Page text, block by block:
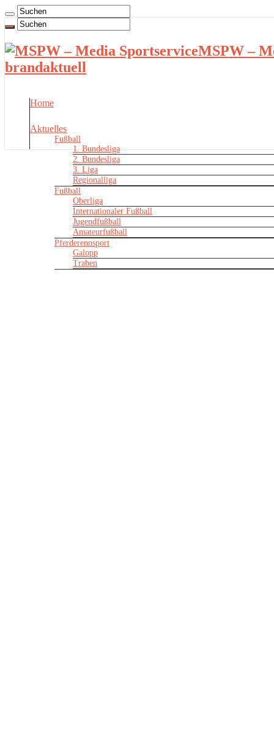
MSPW –
brandaktuell
Home
Aktuelles
Fußball
1. Bundesliga
2. Bundesliga
3. Liga
Regionalliga
Fußball
Oberliga
Internationaler Fußball
Jugendfußball
Amateurfußball
Pferderennsport
Galopp
Traben